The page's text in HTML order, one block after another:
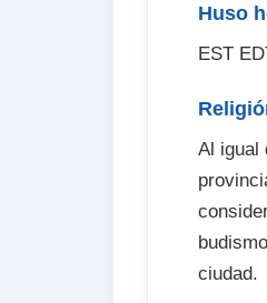
Huso
EST
Al igual
ciudad.